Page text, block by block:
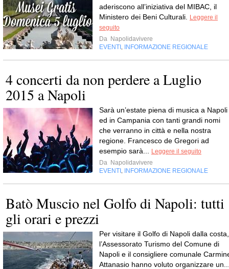
aderiscono all’iniziativa del MIBAC, il
Ministero dei Beni Culturali.
Leggere il
seguito
Da Napolidavivere
EVENTI
INFORMAZIONE REGIONALE
4 concerti da non perdere a Luglio
2015 a Napoli
Sarà un’estate piena di musica a Napoli
ed in Campania con tanti grandi nomi
che verranno in città e nella nostra
regione. Francesco de Gregori ad
esempio sarà...
Leggere il seguito
Da Napolidavivere
EVENTI
INFORMAZIONE REGIONALE
Batò Muscio nel Golfo di Napoli: tutti
gli orari e prezzi
Per visitare il Golfo di Napoli dalla costa,
l’Assessorato Turismo del Comune di
Napoli e il consigliere comunale
Attanasio hanno voluto organizzare